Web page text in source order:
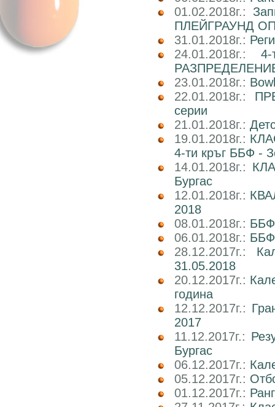
01.02.2018г.:
ПЛЕЙГРАУНД
31.01.2018г.:
24.01.2018г.:
23.01.2018г.:
22.01.2018г.:
серии
21.01.2018г.:
19.01.2018г.:
4-ти кръг ББФ -
14.01.2018г.:
Бургас
12.01.2018г.:
2018
08.01.2018г.: ББФ
06.01.2018г.: ББФ
28.12.2017г.:
31.05.2018
20.12.2017г.:
година
12.12.2017г.:
2017
11.12.2017г.:
Бургас
06.12.2017г.:
05.12.2017г.:
01.12.2017г.: